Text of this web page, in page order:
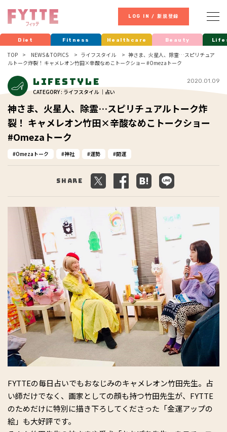
LOG IN / 新規登録
Diet Fitness Healthcare Beauty
TOP NEWS & TOPICS ライフスタイル
神さま、火星人、除霊…スピリチュア
ルトーク炸裂！ キャメレオン竹田×辛酸なめこトークショー #Omezaトーク
Lifestyle
CATEGORY : ライフスタイル ｜占い
2020.01.09
神さま、火星人、除霊…スピリチュアルトーク炸
裂！ キャメレオン竹田×辛酸なめこトークショー
#Omezaトーク
Omezaトーク 神社 運勢 開運
Share
FYTTEの毎日占いでもおなじみのキャメレオン竹田先生。占
い師だけでなく、画家としての顔も持つ竹田先生が、FYTTE
のためだけに特別に描き下ろしてくださった「金運アップの
絵」も大好評です。